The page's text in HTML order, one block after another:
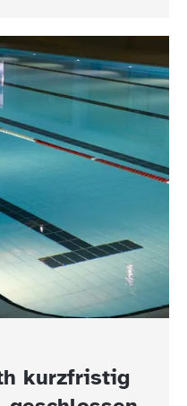
kurzfristig